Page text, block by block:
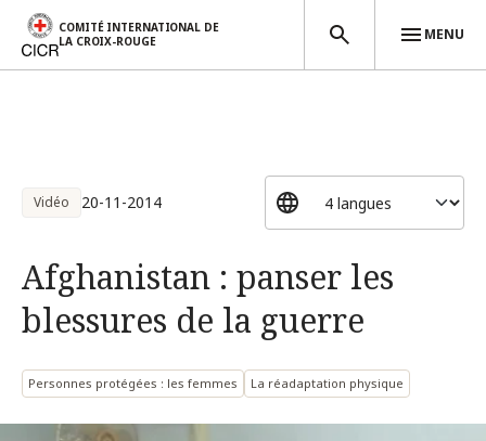
COMITÉ INTERNATIONAL DE
LA CROIX-ROUGE
MENU
Vidéo 20-11-2014
Afghanistan : panser les
blessures de la guerre
Personnes protégées : les femmes La réadaptation physique